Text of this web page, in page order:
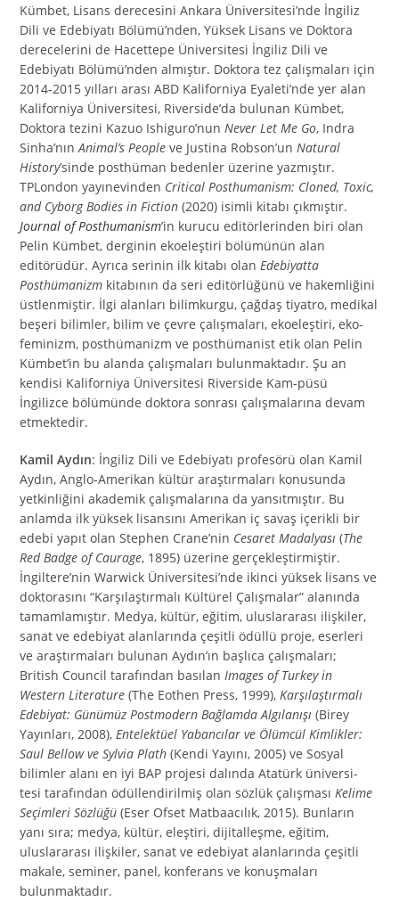
Kümbet, Lisans derecesini Ankara Üniversitesi’nde İngiliz
Dili ve Edebiyatı Bölümü’nden, Yüksek Lisans ve Doktora
derecelerini de Hacettepe Üniversitesi İngiliz Dili ve
Edebiyatı Bölümü’nden almıştır. Doktora tez çalışmaları için
2014-2015 yılları arası ABD Kaliforniya Eyaleti’nde yer alan
Kaliforniya Üniversitesi, Riverside’da bulunan Kümbet,
Doktora tezini Kazuo Ishiguro’nun Never Let Me Go, Indra
Sinha’nınAnimal’s People ve Justina Robson’un Natural
History’sinde posthüman bedenler üzerine yazmıştır.
TPLondon yayınevinden Critical Posthumanism: Cloned, Toxic,
and Cyborg Bodies in Fiction(2020) isimli kitabı çıkmıştır.
Journal of Posthumanism’in kurucu editörlerinden biri olan
Pelin Kümbet, derginin ekoeleştiri bölümünün alan
editörüdür. Ayrıca serinin ilk kitabı olan Edebiyatta
Posthümanizm kitabının da seri editörlüğünü ve hakemliğini
üstlenmiştir. İlgi alanları bilimkurgu, çağdaş tiyatro, medikal
beşeri bilimler, bilim ve çevre çalışmaları, ekoeleştiri, eko-
feminizm, posthümanizm ve posthümanist etik olan Pelin
Kümbet’in bu alanda çalışmaları bulunmaktadır. Şu an
kendisi Kaliforniya Üniversitesi Riverside Kam-püsü
İngilizce bölümünde doktora sonrası çalışmalarına devam
etmektedir.
Kamil Aydın: İngiliz Dili ve Edebiyatı profesörü olan Kamil
Aydın, Anglo-Amerikan kültür araştırmaları konusunda
yetkinliğini akademik çalışmalarına da yansıtmıştır. Bu
anlamda ilk yüksek lisansını Amerikan iç savaş içerikli bir
edebi yapıt olan Stephen Crane’nin Cesaret Madalyası(The
Red Badge of Caurage, 1895) üzerine gerçekleştirmiştir.
İngiltere’nin Warwick Üniversitesi’nde ikinci yüksek lisans ve
doktorasını “Karşılaştırmalı Kültürel Çalışmalar” alanında
tamamlamıştır. Medya, kültür, eğitim, uluslararası ilişkiler,
sanat ve edebiyat alanlarında çeşitli ödüllü proje, eserleri
ve araştırmaları bulunan Aydın’ın başlıca çalışmaları;
British Council tarafından basılan Images of Turkey in
Western Literature (The Eothen Press, 1999), Karşılaştırmalı
Edebiyat: Günümüz Postmodern Bağlamda Algılanışı (Birey
Yayınları, 2008), Entelektüel Yabancılar ve Ölümcül Kimlikler:
Saul Bellow ve Sylvia Plath (Kendi Yayını, 2005) ve Sosyal
bilimler alanı en iyi BAP projesi dalında Atatürk üniversi-
tesi tarafından ödüllendirilmiş olan sözlük çalışması Kelime
Seçimleri Sözlüğü (Eser Ofset Matbaacılık, 2015). Bunların
yanı sıra; medya, kültür, eleştiri, dijitalleşme, eğitim,
uluslararası ilişkiler, sanat ve edebiyat alanlarında çeşitli
makale, seminer, panel, konferans ve konuşmaları
bulunmaktadır.